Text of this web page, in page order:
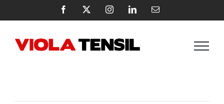
Inhalt
Facebook InstagramLinkedInE-